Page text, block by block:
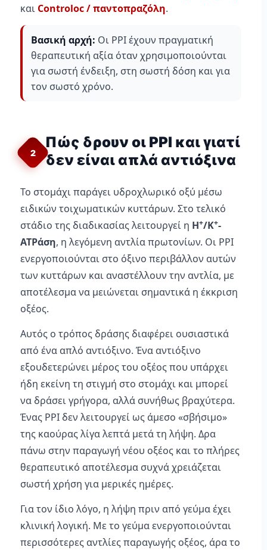
και Controloc / παντοπραζόλη.
Βασική αρχή: Οι PPI έχουν πραγματική
θεραπευτική αξία όταν χρησιμοποιούνται
για σωστή ένδειξη, στη σωστή δόση και για
τον σωστό χρόνο.
2
Πώς δρουν οι PPI και γιατί
δεν είναι απλά αντιόξινα
Το στομάχι παράγει υδροχλωρικό οξύ μέσω
ειδικών τοιχωματικών κυττάρων. Στο τελικό
στάδιο της διαδικασίας λειτουργεί η H+/K+-
ATPάση, η λεγόμενη αντλία πρωτονίων. Οι PPI
ενεργοποιούνται στο όξινο περιβάλλον αυτών
των κυττάρων και αναστέλλουν την αντλία, με
αποτέλεσμα να μειώνεται σημαντικά η έκκριση
οξέος.
Αυτός ο τρόπος δράσης διαφέρει ουσιαστικά
από ένα απλό αντιόξινο. Ένα αντιόξινο
εξουδετερώνει μέρος του οξέος που υπάρχει
ήδη εκείνη τη στιγμή στο στομάχι και μπορεί
να δράσει γρήγορα, αλλά συνήθως βραχύτερα.
Ένας PPI δεν λειτουργεί ως άμεσο «σβήσιμο»
της καούρας λίγα λεπτά μετά τη λήψη. Δρα
πάνω στην παραγωγή νέου οξέος και το πλήρες
θεραπευτικό αποτέλεσμα συχνά χρειάζεται
σωστή χρήση για μερικές ημέρες.
Για τον ίδιο λόγο, η λήψη πριν από γεύμα έχει
κλινική λογική. Με το γεύμα ενεργοποιούνται
περισσότερες αντλίες παραγωγής οξέος, άρα το